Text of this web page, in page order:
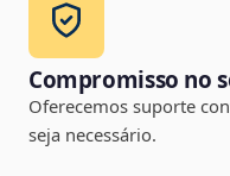
Compromisso no
Oferecemos suporte
seja necessário.